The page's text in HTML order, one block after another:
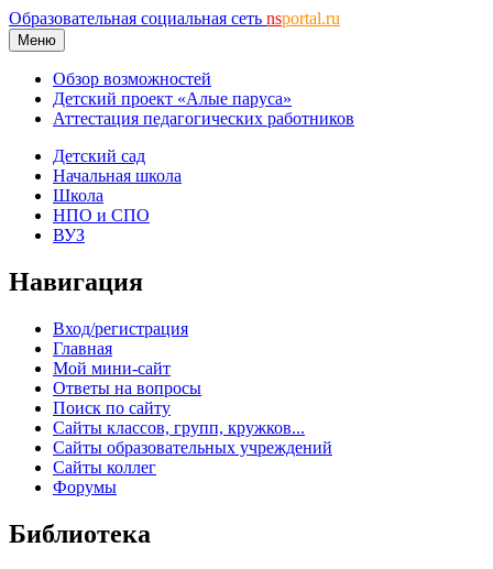
Образовательная социальная сеть nsportal.ru
Меню
Обзор возможностей
Детский проект «Алые паруса»
Аттестация педагогических работников
Детский сад
Начальная школа
Школа
НПО и СПО
ВУЗ
Навигация
Вход/регистрация
Главная
Мой мини-сайт
Ответы на вопросы
Поиск по сайту
Сайты классов, групп, кружков...
Сайты образовательных учреждений
Сайты коллег
Форумы
Библиотека